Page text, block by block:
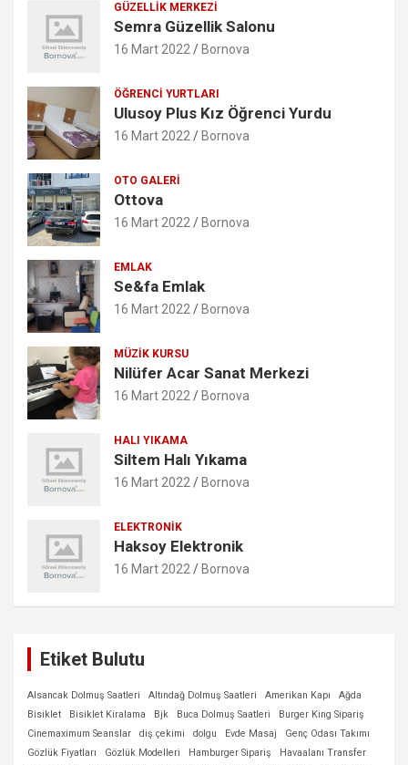
GÜZELLIK MERKEZI
Semra Güzellik Salonu
16 Mart 2022 Bornova
ÖĞRENCI YURTLARI
Ulusoy Plus Kız Öğrenci Yurdu
16 Mart 2022 Bornova
OTO GALERI
Ottova
16 Mart 2022 Bornova
EMLAK
Se&fa Emlak
16 Mart 2022 Bornova
MÜZIK KURSU
Nilüfer Acar Sanat Merkezi
16 Mart 2022 Bornova
HALI YIKAMA
Siltem Halı Yıkama
16 Mart 2022 Bornova
ELEKTRONIK
Haksoy Elektronik
16 Mart 2022 Bornova
Etiket Bulutu
Alsancak Dolmuş Saatleri Altındağ Dolmuş Saatleri Amerikan Kapı
Ağda
Bisiklet
Bisiklet Kiralama Bjk Buca Dolmuş Saatleri
Burger King Sipariş
Cinemaximum Seanslar
diş çekimi dolgu Evde Masaj
Genç Odası Takımı
Gözlük Fiyatları
Gözlük Modelleri Hamburger Sipariş
Havaalanı Transfer